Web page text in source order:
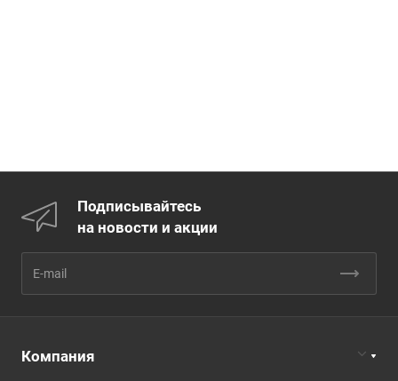
Подписывайтесь
на новости и акции
Компания